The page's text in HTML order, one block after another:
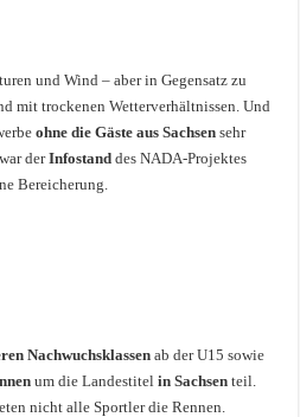
und Wind – aber in Gegensatz zu
mit trockenen Wetterverhältnissen. Und
ohne die Gäste aus Sachsen sehr
derInfostand des NADA-Projektes
Bereicherung.
Nachwuchsklassen ab der U15 sowie
um die Landestitelin Sachsen teil.
nicht alle Sportler die Rennen.